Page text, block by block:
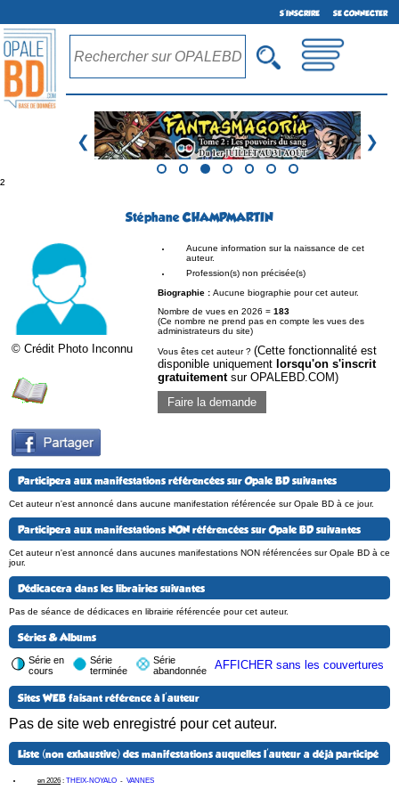
S'INSCRIRE SE CONNECTER
❮ ❯
²
Stéphane CHAMPMARTIN
© Crédit Photo Inconnu
Aucune information sur la naissance de cet
auteur.
Profession(s) non précisée(s)
Biographie : Aucune biographie pour cet auteur.
Nombre de vues en 2026 = 183
(Ce nombre ne prend pas en compte les vues des
administrateurs du site)
Vous êtes cet auteur ? (Cette fonctionnalité est
disponible uniquement lorsqu'on s'inscrit
gratuitementsur OPALEBD.COM)
Faire la demande
Participera aux manifestations référencées sur Opale BD suivantes
Cet auteur n'est annoncé dans aucune manifestation référencée sur Opale BD à ce jour.
Participera aux manifestations NON référencées sur Opale BD suivantes
Cet auteur n'est annoncé dans aucunes manifestations NON référencées sur Opale BD à ce
jour.
Dédicacera dans les librairies suivantes
Pas de séance de dédicaces en librairie référencée pour cet auteur.
Séries & Albums
Série en
cours
Série
terminée
Série
abandonnée
AFFICHER sans les couvertures
Sites WEB faisant référence à l'auteur
Pas de site web enregistré pour cet auteur.
Liste (non exhaustive) des manifestations auquelles l'auteur a déjà participé
en 2026 : THEIX-NOYALO - VANNES